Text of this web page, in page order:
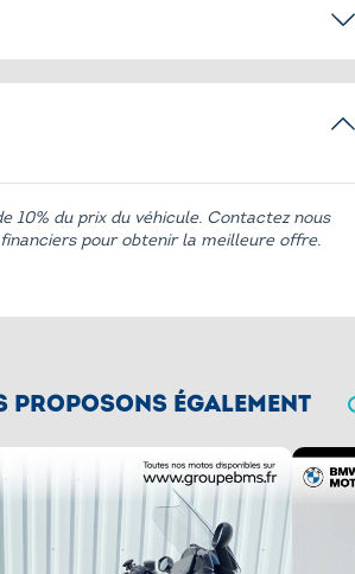
Preparation GPS
Style GS Trophy
10% du prix du véhicule. Contactez nous
pour obtenir la meilleure offre.
PROPOSONS ÉGALEMENT